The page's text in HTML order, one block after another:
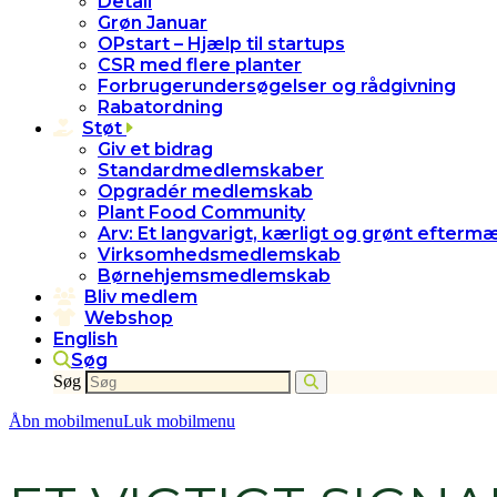
Grøn Januar
OPstart – Hjælp til startups
CSR med flere planter
Forbrugerundersøgelser og rådgivning
Rabatordning
Støt
Giv et bidrag
Standardmedlemskaber
Opgradér medlemskab
Plant Food Community
Arv: Et langvarigt, kærligt og grønt
Virksomhedsmedlemskab
Børnehjemsmedlemskab
Bliv medlem
Webshop
English
Søg
Søg
Åbn mobilmenuLuk mobilmenu